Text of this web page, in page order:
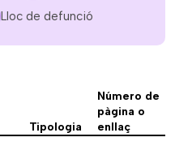
Lloc de defunció
Tipologia
Número de
pàgina o
enllaç